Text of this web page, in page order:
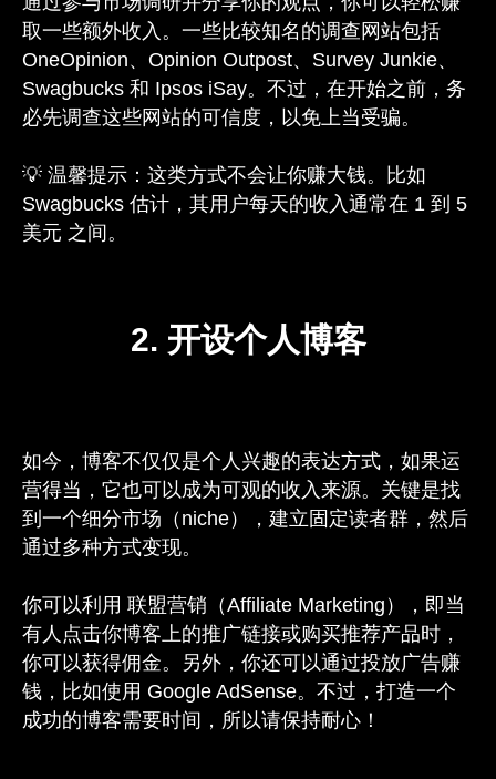
取一些额外收入。一些比较知名的调查网站包括
OneOpinion、Opinion Outpost、Survey Junkie、
Swagbucks 和 Ipsos iSay。不过，在开始之前，务
必先调查这些网站的可信度，以免上当受骗。
💡 温馨提示：这类方式不会让你赚大钱。比如
Swagbucks 估计，其用户每天的收入通常在 1 到 5
美元 之间。
2. 开设个人博客
如今，博客不仅仅是个人兴趣的表达方式，如果运
营得当，它也可以成为可观的收入来源。关键是找
到一个细分市场（niche），建立固定读者群，然后
通过多种方式变现。
你可以利用 联盟营销（Affiliate Marketing），即当
有人点击你博客上的推广链接或购买推荐产品时，
你可以获得佣金。另外，你还可以通过投放广告赚
钱，比如使用 Google AdSense。不过，打造一个
成功的博客需要时间，所以请保持耐心！